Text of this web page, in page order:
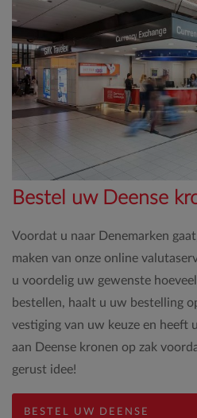
Bestel uw Deense
Voordat u naar Denemarken
maken van onze online
u voordelig uw gewenste
bestellen, haalt u uw bestelling
vestiging van uw keuze en heeft
aan Deense kronen op zak
gerust idee!
BESTEL UW DEENSE